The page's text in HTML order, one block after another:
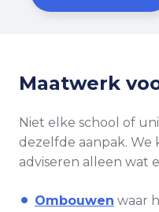
Maatwerk
Niet elke school of
dezelfde aanpak. We
adviseren alleen wat
Ombouwen waar